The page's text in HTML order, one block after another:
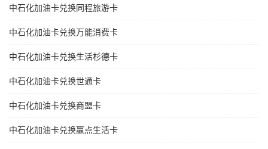
中石化加油卡兑换同程旅游卡
中石化加油卡兑换万能消费卡
中石化加油卡兑换生活杉德卡
中石化加油卡兑换世通卡
中石化加油卡兑换商盟卡
中石化加油卡兑换赢点生活卡